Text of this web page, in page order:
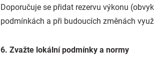
Doporučuje se přidat rezervu výkonu
podmínkách a při budoucích změnách
6. Zvažte lokální podmínky a normy